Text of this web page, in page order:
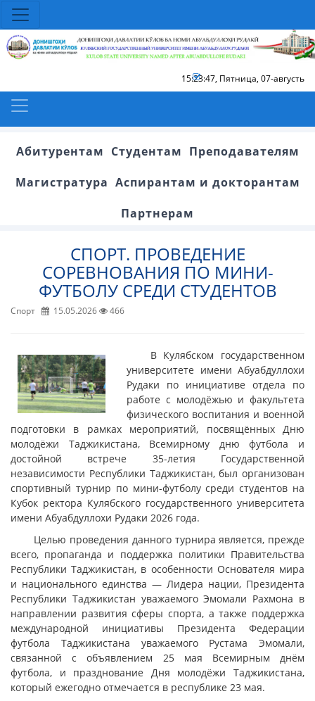
15:23:47, Пятница, 07-августь
Абитурентам Студентам Преподавателям
Магистратура Аспирантам и докторантам
Партнерам
СПОРТ. ПРОВЕДЕНИЕ
СОРЕВНОВАНИЯ ПО МИНИ-
ФУТБОЛУ СРЕДИ СТУДЕНТОВ
Спорт 15.05.2026 466
В Кулябском государственном
университете имени Абуабдуллохи
Рудаки по инициативе отдела по
работе с молодёжью и факультета
физического воспитания и военной
подготовки в рамках мероприятий, посвящённых Дню
молодёжи Таджикистана, Всемирному дню футбола и
достойной встрече 35-летия Государственной
независимости Республики Таджикистан, был организован
спортивный турнир по мини-футболу среди студентов на
Кубок ректора Кулябского государственного университета
имени Абуабдуллохи Рудаки 2026 года.
Целью проведения данного турнира является, прежде
всего, пропаганда и поддержка политики Правительства
Республики Таджикистан, в особенности Основателя мира
и национального единства — Лидера нации, Президента
Республики Таджикистан уважаемого Эмомали Рахмона в
направлении развития сферы спорта, а также поддержка
международной инициативы Президента Федерации
футбола Таджикистана уважаемого Рустама Эмомали,
связанной с объявлением 25 мая Всемирным днём
футбола, и празднование Дня молодёжи Таджикистана,
который ежегодно отмечается в республике 23 мая.